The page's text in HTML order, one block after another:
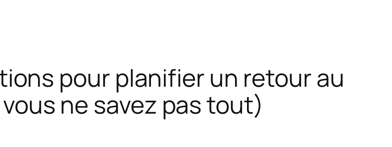
pour planifier un retour au
ne savez pas tout)